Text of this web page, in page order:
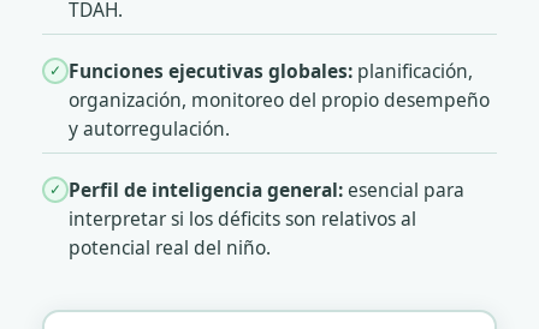
TDAH.
✓ Funciones ejecutivas globales: planificación,
organización, monitoreo del propio desempeño
y autorregulación.
✓ Perfil de inteligencia general:esencial para
interpretar si los déficits son relativos al
potencial real del niño.